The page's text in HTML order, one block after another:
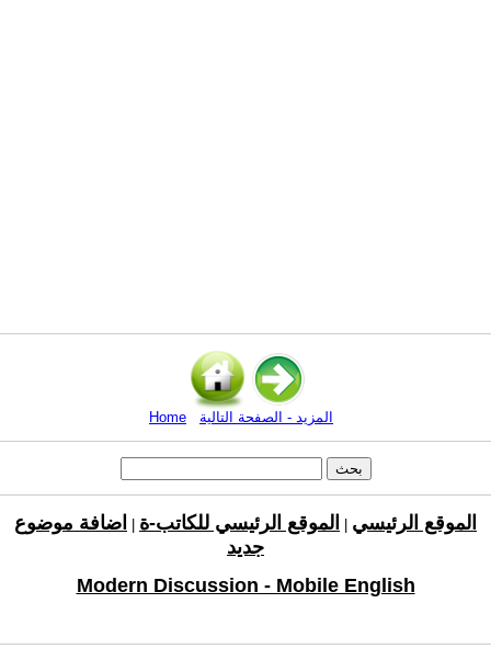
Home المزيد - الصفحة التالية
الموقع الرئيسي الموقع الرئيسي للكاتب-ة
اضافة موضوع
جديد
Modern Discussion - Mobile English